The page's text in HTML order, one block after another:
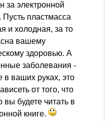
за электронной
Пусть пластмасса
и холодная, за то
вашему
здоровью. А
заболевания -
в ваших руках, это
от того, что
вы будете читать в
книге.